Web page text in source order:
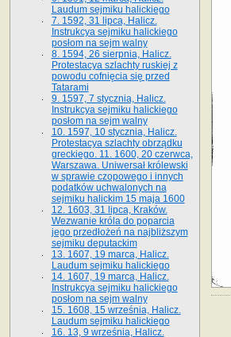
Laudum sejmiku halickiego
7. 1592, 31 lipca, Halicz.
Instrukcya sejmiku halickiego
posłom na sejm walny
8. 1594, 26 sierpnia, Halicz.
Protestacya szlachty ruskiej z
powodu cofnięcia się przed
Tatarami
9. 1597, 7 stycznia, Halicz.
Instrukcya sejmiku halickiego
posłom na sejm walny
10. 1597, 10 stycznia, Halicz.
Protestacya szlachty obrządku
greckiego. 11. 1600, 20 czerwca,
Warszawa. Uniwersał królewski
w sprawie czopowego i innych
podatków uchwalonych na
sejmiku halickim 15 maja 1600
12. 1603, 31 lipca, Kraków.
Wezwanie króla do poparcia
jego przedłożeń na najbliższym
sejmiku deputackim
13. 1607, 19 marca, Halicz.
Laudum sejmiku halickiego
14. 1607, 19 marca, Halicz.
Instrukcya sejmiku halickiego
posłom na sejm walny
15. 1608, 15 września, Halicz.
Laudum sejmiku halickiego
16. 13, 9 września, Halicz.